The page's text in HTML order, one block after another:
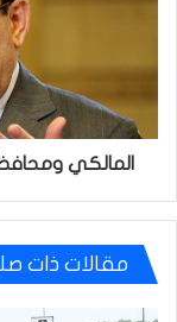
النازحين
المالكي
مقالات ذات